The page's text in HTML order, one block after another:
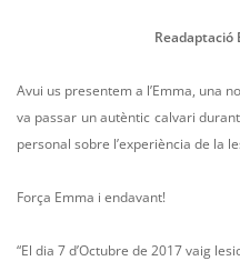
Readaptació
Avui us presentem a l’Emma, una
va passar un autèntic calvari
personal sobre l’experiència de la
Força Emma i endavant!
“El dia 7 d’Octubre de 2017 vaig